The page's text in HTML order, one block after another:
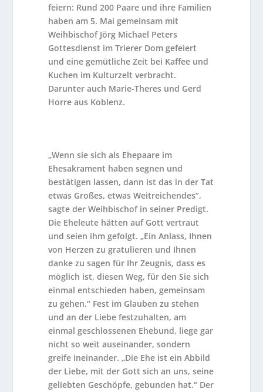
feiern: Rund 200 Paare und ihre Familien
haben am 5. Mai gemeinsam mit
Weihbischof Jörg Michael Peters
Gottesdienst im Trierer Dom gefeiert
und eine gemütliche Zeit bei Kaffee und
Kuchen im Kulturzelt verbracht.
Darunter auch Marie-Theres und Gerd
Horre aus Koblenz.
„Wenn sie sich als Ehepaare im
Ehesakrament haben segnen und
bestätigen lassen, dann ist das in der Tat
etwas Großes, etwas Weitreichendes“,
sagte der Weihbischof in seiner Predigt.
Die Eheleute hätten auf Gott vertraut
und seien ihm gefolgt. „Ein Anlass, Ihnen
von Herzen zu gratulieren und Ihnen
danke zu sagen für Ihr Zeugnis, dass es
möglich ist, diesen Weg, für den Sie sich
einmal entschieden haben, gemeinsam
zu gehen.“ Fest im Glauben zu stehen
und an der Liebe festzuhalten, am
einmal geschlossenen Ehebund, liege gar
nicht so weit auseinander, sondern
greife ineinander. „Die Ehe ist ein Abbild
der Liebe, mit der Gott sich an uns, seine
geliebten Geschöpfe, gebunden hat.“ Der